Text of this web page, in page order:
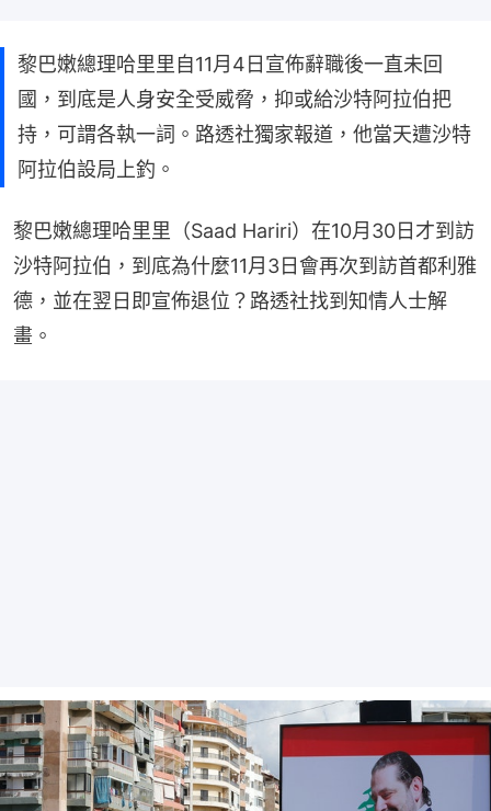
黎巴嫩總理哈里里自11月4日宣佈辭職後一直未回
國，到底是人身安全受威脅，抑或給沙特阿拉伯把
持，可謂各執一詞。路透社獨家報道，他當天遭沙特
阿拉伯設局上釣。
黎巴嫩總理哈里里（Saad Hariri）在10月30日才到訪
沙特阿拉伯，到底為什麼11月3日會再次到訪首都利雅
德，並在翌日即宣佈退位？路透社找到知情人士解
畫。